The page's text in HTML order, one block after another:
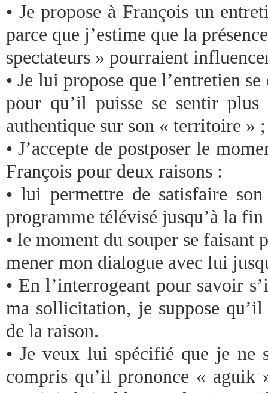
• Je propose à François un
parce que j’estime que la
spectateurs » pourraient
• Je lui propose que l’entretien
pour qu’il puisse se sentir
authentique sur son « territoire » ;
• J’accepte de postposer le
François pour deux raisons :
• lui permettre de satisfaire
programme télévisé jusqu’à la fin
• le moment du souper se faisant
mener mon dialogue avec lui
• En l’interrogeant pour savoir
ma sollicitation, je suppose
de la raison.
• Je veux lui spécifié que je ne
compris qu’il prononce « aguik